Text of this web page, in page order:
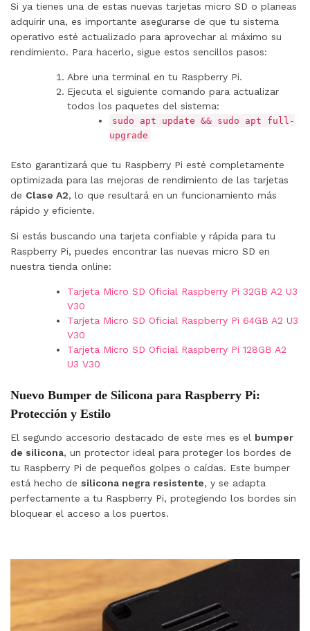
Si ya tienes una de estas nuevas tarjetas micro SD o planeas
adquirir una, es importante asegurarse de que tu sistema
operativo esté actualizado para aprovechar al máximo su
rendimiento. Para hacerlo, sigue estos sencillos pasos:
Abre una terminal en tu Raspberry Pi.
Ejecuta el siguiente comando para actualizar
todos los paquetes del sistema:
sudo apt update && sudo apt full-
upgrade
Esto garantizará que tu Raspberry Pi esté completamente
optimizada para las mejoras de rendimiento de las tarjetas
de Clase A2, lo que resultará en un funcionamiento más
rápido y eficiente.
Si estás buscando una tarjeta confiable y rápida para tu
Raspberry Pi, puedes encontrar las nuevas micro SD en
nuestra tienda online:
Tarjeta Micro SD Oficial Raspberry Pi 32GB A2 U3
V30
Tarjeta Micro SD Oficial Raspberry Pi 64GB A2 U3
V30
Tarjeta Micro SD Oficial Raspberry Pi 128GB A2
U3 V30
Nuevo Bumper de Silicona para Raspberry Pi:
Protección y Estilo
El segundo accesorio destacado de este mes es el bumper
de silicona, un protector ideal para proteger los bordes de
tu Raspberry Pi de pequeños golpes o caídas. Este bumper
está hecho de silicona negra resistente, y se adapta
perfectamente a tu Raspberry Pi, protegiendo los bordes sin
bloquear el acceso a los puertos.